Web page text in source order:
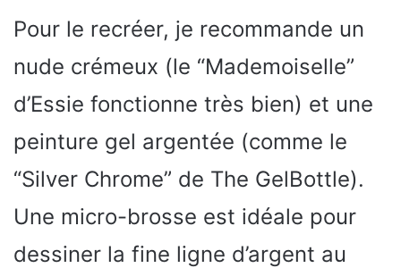
Pour le recréer, je recommande un
nude crémeux (le “Mademoiselle”
d’Essie fonctionne très bien) et une
peinture gel argentée (comme le
“Silver Chrome” de The GelBottle).
Une micro-brosse est idéale pour
dessiner la fine ligne d’argent au